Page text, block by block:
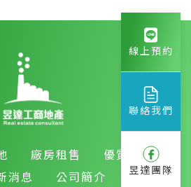
廠房租售
優質房產
消息 公司簡介
線上預約
聯絡我們
昱達團隊